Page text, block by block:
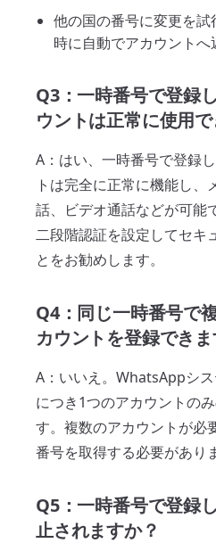
他の国の番号に変更を
時に自動でアカウントへ
Q3：一時番号で登録
ウントは正常に使用
A：はい、一時番号で登録
トは完全に正常に機能し、
話、ビデオ通話などが可能
二段階認証を設定してセキ
とをお勧めします。
Q4：同じ一時番号で
カウントを登録できま
A：いいえ。WhatsAppシ
につき1つのアカウントの
す。複数のアカウントが必
番号を取得する必要があり
Q5：一時番号で登録
止されますか？